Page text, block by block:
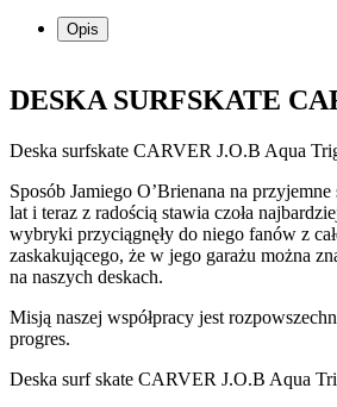
Opis
DESKA SURFSKATE
Deska surfskate CARVER J.O.B Aqua
Sposób Jamiego O’Brienana na
lat i teraz z radością stawia czoła
wybryki przyciągnęły do niego fanów z
zaskakującego, że w jego garażu można
na naszych deskach.
Misją naszej współpracy jest
progres.
Deska surf skate CARVER J.O.B Aqua